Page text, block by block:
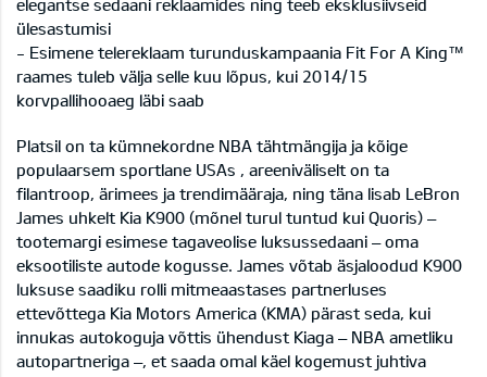
elegantse sedaani reklaamides ning teeb eksklusiivseid
ülesastumisi
- Esimene telereklaam turunduskampaania Fit For A King™
raames tuleb välja selle kuu lõpus, kui 2014/15
korvpallihooaeg läbi saab
Platsil on ta kümnekordne NBA tähtmängija ja kõige
populaarsem sportlane USAs , areeniväliselt on ta
filantroop, ärimees ja trendimääraja, ning täna lisab LeBron
James uhkelt Kia K900 (mõnel turul tuntud kui Quoris) –
tootemargi esimese tagaveolise luksussedaani – oma
eksootiliste autode kogusse. James võtab äsjaloodud K900
luksuse saadiku rolli mitmeaastases partnerluses
ettevõttega Kia Motors America (KMA) pärast seda, kui
innukas autokoguja võttis ühendust Kiaga – NBA ametliku
autopartneriga –, et saada omal käel kogemust juhtiva